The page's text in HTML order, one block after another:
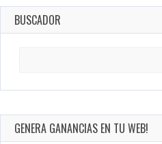
BUSCADOR
GENERA GANANCIAS EN TU WEB!